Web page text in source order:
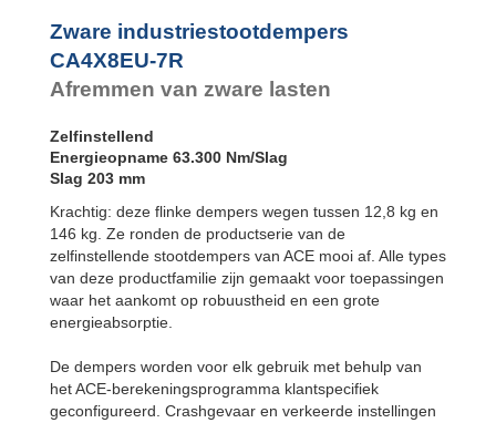
voorzijde
CA4EU-R Flens
CA4EU-FRP
Voetbevestiging
Zware industriestootdempers
CA4X8EU-7R
Afremmen van zware lasten
Zelfinstellend
Energieopname 63.300 Nm/Slag
Slag 203 mm
Krachtig: deze flinke dempers wegen tussen 12,8 kg en
146 kg. Ze ronden de productserie van de
zelfinstellende stootdempers van ACE mooi af. Alle types
van deze productfamilie zijn gemaakt voor toepassingen
waar het aankomt op robuustheid en een grote
energieabsorptie.
De dempers worden voor elk gebruik met behulp van
het ACE-berekeningsprogramma klantspecifiek
geconfigureerd. Crashgevaar en verkeerde instellingen